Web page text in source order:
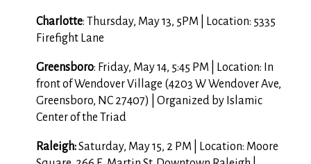
Charlotte: Thursday, May 13, 5PM | Location: 5335
Firefight Lane
Greensboro: Friday, May 14, 5:45 PM | Location: In
front of Wendover Village (4203 W Wendover Ave,
Greensboro, NC 27407) | Organized by Islamic
Center of the Triad
Raleigh:Saturday, May 15, 2 PM | Location: Moore